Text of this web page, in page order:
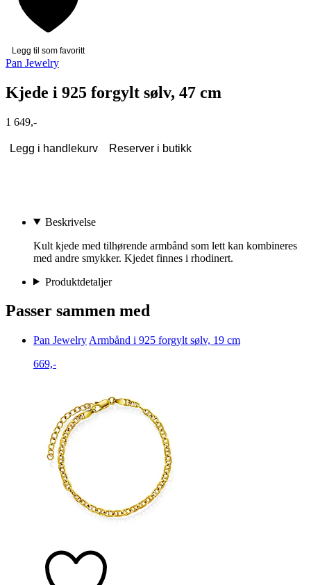
Legg til som favoritt
Pan Jewelry
Kjede i 925 forgylt sølv, 47 cm
1 649,-
Legg i handlekurv Reserver i butikk
Beskrivelse
Kult kjede med tilhørende armbånd som lett kan kombineres
med andre smykker. Kjedet finnes i rhodinert.
Produktdetaljer
Passer sammen med
Pan Jewelry Armbånd i 925 forgylt sølv, 19 cm
669,-